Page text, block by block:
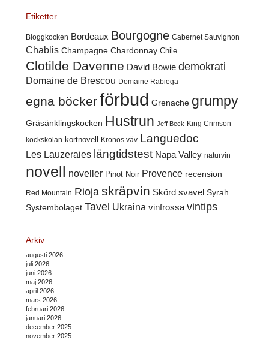
Etiketter
Bloggkocken Bordeaux Bourgogne Cabernet Sauvignon
Chablis Champagne Chardonnay Chile
Clotilde Davenne David Bowie demokrati
Domaine de Brescou Domaine Rabiega
egna böckerförbud Grenache grumpy
Gräsänklingskocken Hustrun Jeff Beck King Crimson
kockskolan kortnovell Kronos väv Languedoc
Les Lauzeraies långtidstest Napa Valley naturvin
novell noveller Pinot Noir Provence recension
Red Mountain Rioja skräpvin Skörd svavel Syrah
Systembolaget Tavel Ukraina vinfrossa vintips
Arkiv
augusti 2026
juli 2026
juni 2026
maj 2026
april 2026
mars 2026
februari 2026
januari 2026
december 2025
november 2025